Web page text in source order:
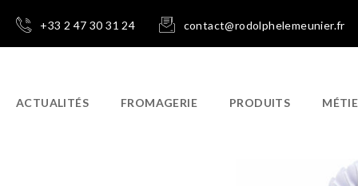
+33 2 47 30 31 24 contact@rodolphelemeunier.fr
ACTUALITÉS FROMAGERIE PRODUITS